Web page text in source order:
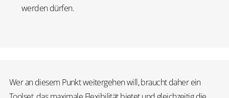
werden dürfen.
Wer an diesem Punkt weitergehen will, braucht daher ein